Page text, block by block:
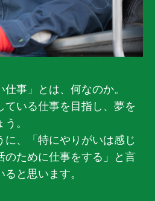
事」とは、何なのか。
ている仕事を目指し、夢を
。
に、「特にやりがいは感じ
のために仕事をする」と言
と思います。